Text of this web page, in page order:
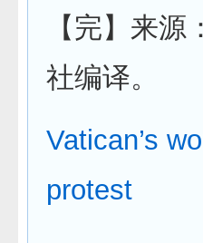
【完】来
社编译。
Vatican’s
protest